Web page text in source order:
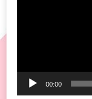
00:00